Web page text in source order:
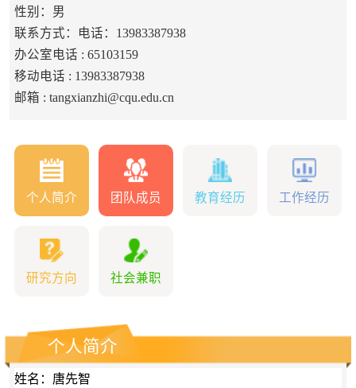
性别：男
联系方式：电话：13983387938
办公室电话 : 65103159
移动电话 : 13983387938
邮箱 : tangxianzhi@cqu.edu.cn
个人简介 团队成员 教育经历 工作经历
研究方向 社会兼职
个人简介
姓名：唐先智